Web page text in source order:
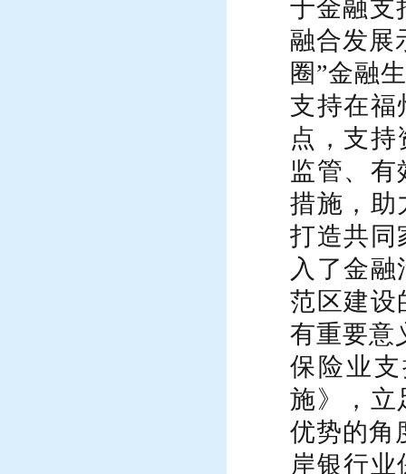
于金融支
融合发展
圈”金融
支持在福
点，支
监管、
措施，助
打造共同
入了金
范区建设
有重要意
保险业
施》，立
优势的角
岸银行